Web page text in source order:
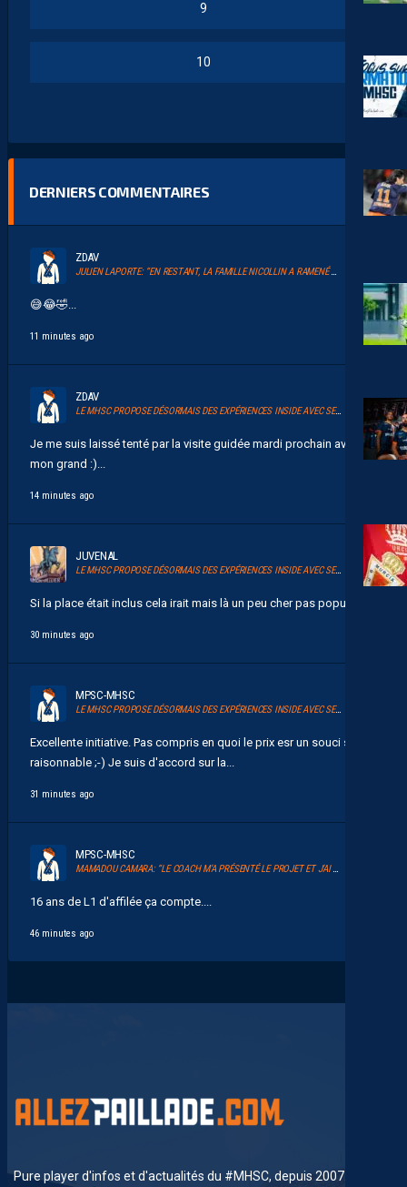
9
10
DERNIERS COMMENTAIRES
ZDAV
JULIEN LAPORTE: “EN RESTANT, LA FAMILLE NICOLLIN A RAMENÉ UN ÉLAN AU CLUB.”
😅😂🤣...
11 minutes ago
ZDAV
LE MHSC PROPOSE DÉSORMAIS DES EXPÉRIENCES INSIDE AVEC SERSOU
Je me suis laissé tenté par la visite guidée mardi prochain avec
mon grand :)...
14 minutes ago
JUVENAL
LE MHSC PROPOSE DÉSORMAIS DES EXPÉRIENCES INSIDE AVEC SERSOU
Si la place était inclus cela irait mais là un peu cher pas populaire...
30 minutes ago
MPSC-MHSC
LE MHSC PROPOSE DÉSORMAIS DES EXPÉRIENCES INSIDE AVEC SERSOU
Excellente initiative. Pas compris en quoi le prix esr un souci s'il est
raisonnable ;-) Je suis d'accord sur la...
31 minutes ago
MPSC-MHSC
MAMADOU CAMARA: “LE COACH M’A PRÉSENTÉ LE PROJET ET J’AI TOUT DE SUITE ADHÉRÉ.”
16 ans de L1 d'affilée ça compte....
46 minutes ago
Pure player d'infos et d'actualités du #MHSC, depuis 2007. News,